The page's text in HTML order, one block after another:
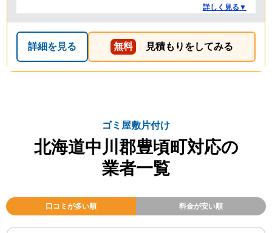
業を担当してくれた方たちも礼儀正しく気持ちよく対応
詳しく見る▼
詳細を見る 無料 見積もりをしてみる
ゴミ屋敷片付け
北海道中川郡豊頃町対応の
業者一覧
口コミが多い順 料金が安い順